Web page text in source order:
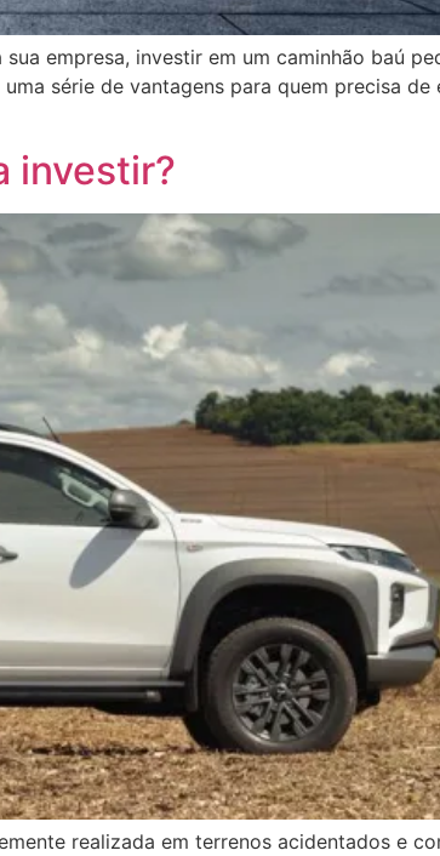
empresa, investir em um caminhão baú
série de vantagens para quem precisa de
investir?
realizada em terrenos acidentados e